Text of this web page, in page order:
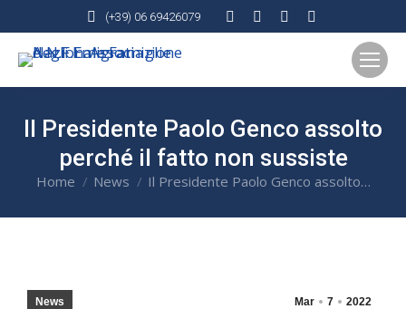
(+39) 06 69426079
Facebook
page
in
window
page
in
window
Rss
page
in
window
page
opens
in
window
Il Presidente Paolo Genco assolto
perché il fatto non sussiste
You are here:
Home News Il Presidente Paolo Genco assolto…
Mar 7 2022
News